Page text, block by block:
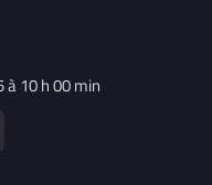
à 10 h 00 min